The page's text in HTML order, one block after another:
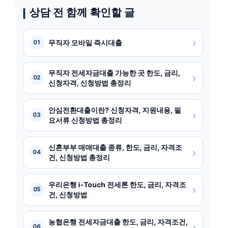
상담 전 함께 확인할 글
01 무직자 모바일 즉시대출 ›
02
무직자 전세자금대출 가능한 곳 한도, 금리,
신청자격, 신청방법 총정리
›
03
안심전환대출이란? 신청자격, 지원내용, 필
요서류 신청방법 총정리
›
04
신혼부부 매매대출 종류, 한도, 금리, 자격조
건, 신청방법 총정리
›
05
우리은행 i-Touch 전세론 한도, 금리, 자격조
건, 신청방법
›
06
농협은행 전세자금대출 한도, 금리, 자격조건,